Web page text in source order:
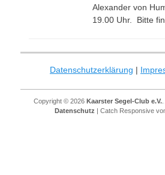
Alexander von
19.00 Uhr. Bitte
Datenschutzerklärung |
Copyright © 2026 Kaarster Segel-Club e.V..
Datenschutz | Catch Responsive